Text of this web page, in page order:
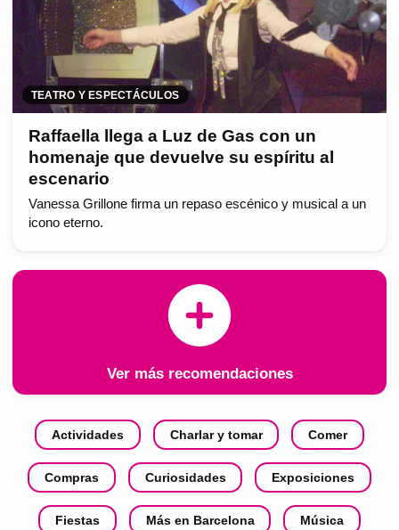
TEATRO Y ESPECTÁCULOS
Raffaella llega a Luz de Gas con un
homenaje que devuelve su espíritu al
escenario
Vanessa Grillone firma un repaso escénico y musical a un
icono eterno.
Ver más recomendaciones
Actividades Charlar y tomar Comer
Compras Curiosidades Exposiciones
Fiestas Más en Barcelona Música